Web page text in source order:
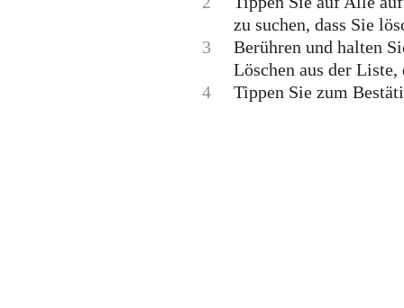
zu suchen, dass Sie
3
Berühren und halten
Löschen aus der
4
Tippen Sie zum